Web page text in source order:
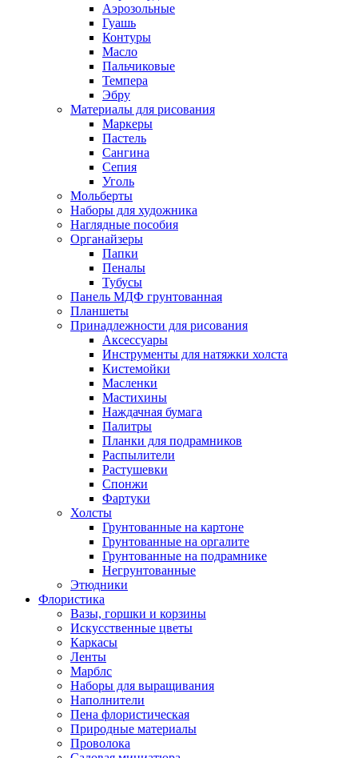
Аэрозольные
Гуашь
Контуры
Масло
Пальчиковые
Темпера
Эбру
Материалы для рисования
Маркеры
Пастель
Сангина
Сепия
Уголь
Мольберты
Наборы для художника
Наглядные пособия
Органайзеры
Папки
Пеналы
Тубусы
Панель МДФ грунтованная
Планшеты
Принадлежности для рисования
Аксессуары
Инструменты для натяжки холста
Кистемойки
Масленки
Мастихины
Наждачная бумага
Палитры
Планки для подрамников
Распылители
Растушевки
Спонжи
Фартуки
Холсты
Грунтованные на картоне
Грунтованные на оргалите
Грунтованные на подрамнике
Негрунтованные
Этюдники
Флористика
Вазы, горшки и корзины
Искусственные цветы
Каркасы
Ленты
Марблс
Наборы для выращивания
Наполнители
Пена флористическая
Природные материалы
Проволока